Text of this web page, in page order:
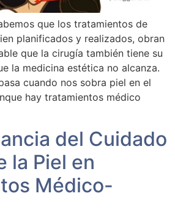
que los tratamientos de
planificados y realizados, obran
que la cirugía también tiene su
la medicina estética no alcanza.
cuando nos sobra piel en el
hay tratamientos médico
del Cuidado
la Piel en
Médico-